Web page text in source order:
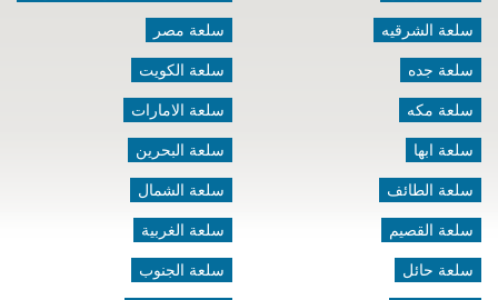
سلعة الشرقيه
سلعة جده
سلعة مكه
سلعة ابها
سلعة الطائف
سلعة القصيم
سلعة حائل
سلعة مصر
سلعة الكويت
سلعة الامارات
سلعة البحرين
سلعة الشمال
سلعة الغربية
سلعة الجنوب